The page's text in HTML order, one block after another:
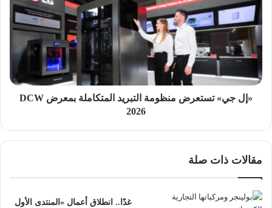
تستعرض
منظومة
التبريد
المتكاملة
بمعرض
DCW
2026
«إل جي» تستعرض منظومة التبريد المتكاملة بمعرض DCW
2026
مقالات ذات صلة
غدًا.. انطلاق أعمال «المنتدى الأول